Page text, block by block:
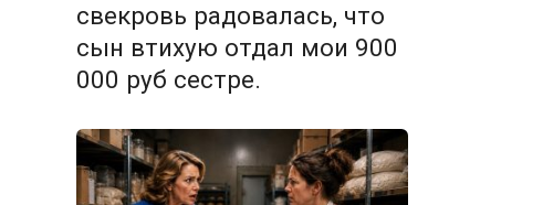
свекровь радовалась, что
сын втихую отдал мои 900
000 руб сестре.